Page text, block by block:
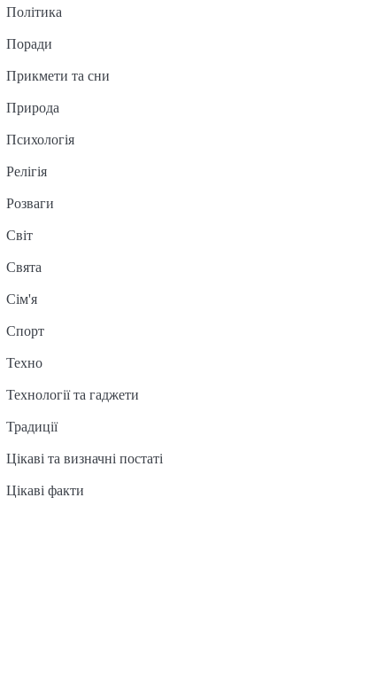
Політика
Поради
Прикмети та сни
Природа
Психологія
Релігія
Розваги
Світ
Свята
Сім'я
Спорт
Техно
Технології та гаджети
Традиції
Цікаві та визначні постаті
Цікаві факти